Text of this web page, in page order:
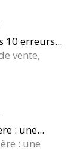
10 erreurs...
vente,
: une...
: une